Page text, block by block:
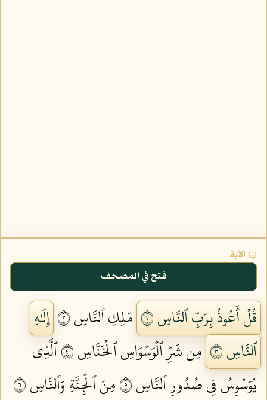
۞ الآية
فتح في المصحف
قُلۡ أَعُوذُ بِرَبِّ ٱلنَّاسِ ١ مَلِكِ ٱلنَّاسِ ٢
إِلَٰهِ
ٱلنَّاسِ ٣
مِن شَرِّ ٱلۡوَسۡوَاسِ ٱلۡخَنَّاسِ ٤
ٱلَّذِي
يُوَسۡوِسُ فِي صُدُورِ ٱلنَّاسِ ٥
مِنَ ٱلۡجِنَّةِ وَٱلنَّاسِ ٦